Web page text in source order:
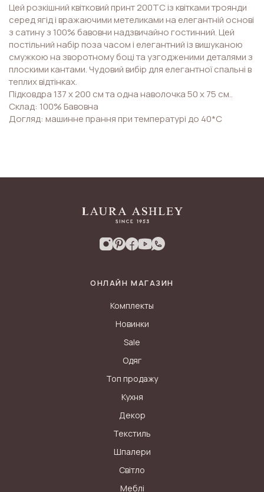
Цей розкішний квітковий принт 200TC із квітками троянди
серед ягід і вражаючими метеликами на елегантній основі
з сатину з 100% бавовни надзвичайно гостинний. Цей
постільний набір поза часом і елегантний із вишуканою
смужкою на зворотному боці та узгодженими деталями з
плоскими кантами. Чудовий вибір для елегантної спальні в
теплих відтінках.
Підковдра 137 х 200 см та одна наволочка 50 х 75 см..
Склад: 100% Бавовна
Догляд: машинне прання при температурі до 40*С
ОНЛАЙН МАГАЗИН
Комплекты
Новинки
Sale
Одяг
Топ продажу
Кухня
Декор
Текстиль
Шпалери
Світло
Меблі